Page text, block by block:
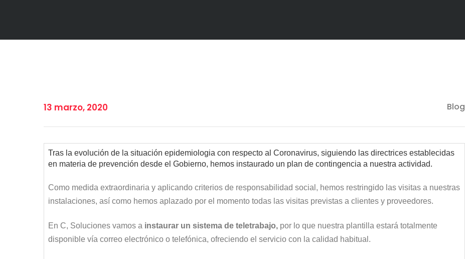
13 marzo, 2020 Blog
Tras la evolución de la situación epidemiologia con respecto al Coronavirus, siguiendo las directrices establecidas
en materia de prevención desde el Gobierno, hemos instaurado un plan de contingencia a nuestra actividad.
Como medida extraordinaria y aplicando criterios de responsabilidad social, hemos restringido las visitas a nuestras
instalaciones, así como hemos aplazado por el momento todas las visitas previstas a clientes y proveedores.
En C, Soluciones vamos a instaurar un sistema de teletrabajo, por lo que nuestra plantilla estará totalmente
disponible vía correo electrónico o telefónica, ofreciendo el servicio con la calidad habitual.